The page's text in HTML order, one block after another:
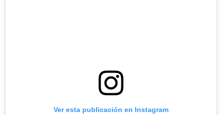
Ver esta publicación en Instagram